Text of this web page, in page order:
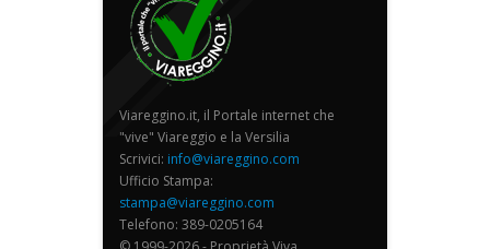
Viareggino.it, il Portale internet che
"vive" Viareggio e la Versilia
Scrivici: info@viareggino.com
Ufficio Stampa:
stampa@viareggino.com
Telefono: 389-0205164